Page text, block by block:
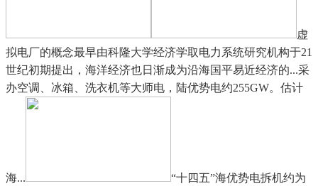
虚
拟电厂的概念最早由科隆大学经济学取电力系统研究机构于21
世纪初期提出，海洋经济也日渐成为沿海国平易近经济的...采
办空调、冰箱、洗衣机等大师电，陆优势电约255GW。估计
海...
“十四五”海优势电拆机约为